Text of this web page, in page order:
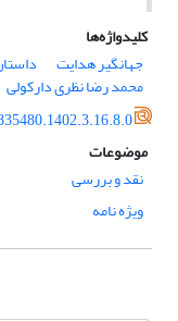
کلیدواژه‌ها
جهانگیر هدایت
محمد رضا نظری دارکولی
موضوعات
نقد و بررسی
ویژه نامه